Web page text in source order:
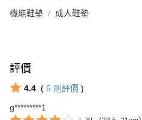
機能鞋墊 成人鞋墊
評價
4.4 ( 5 則評價 )
g*********1